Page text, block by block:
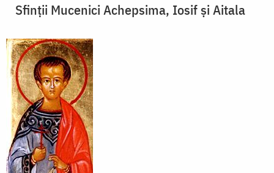
Sfinții Mucenici Achepsima, Iosif și Aitala